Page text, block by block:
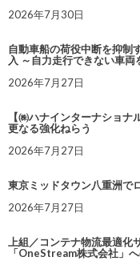
2026年7月30日
自動車船の荷役中断を抑制
入 ～自力走行できない車
2026年7月27日
【㈱ハナインターナショ
更なる強化ねらう
2026年7月27日
東京ミッドタウン八重洲で
2026年7月27日
上組／コンテナ物流最適
「OneStream株式会社」